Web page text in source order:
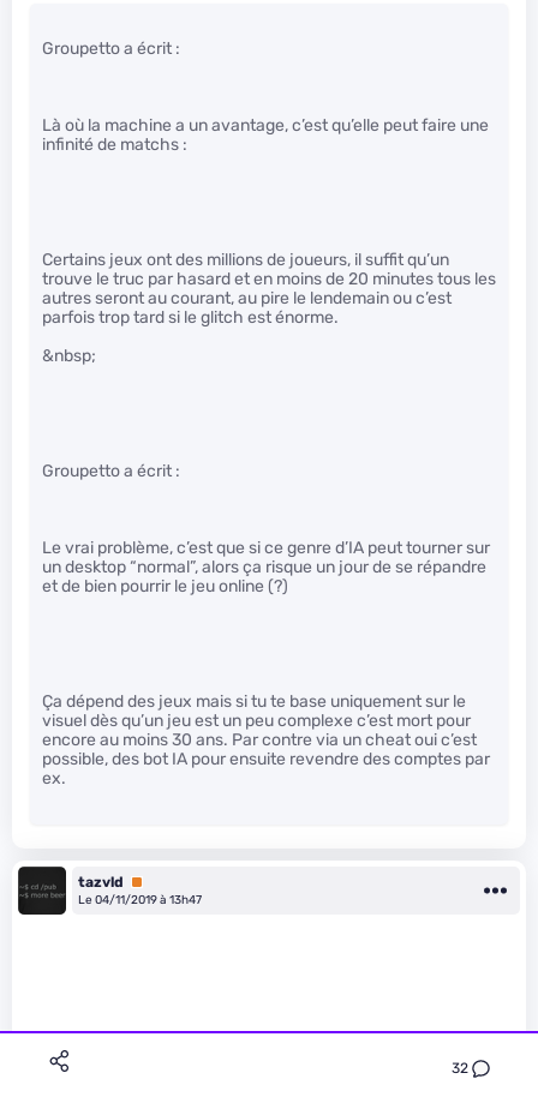
32
Groupetto a écrit :
Là où la machine a un avantage, c’est qu’elle peut faire une
infinité de matchs :
Certains jeux ont des millions de joueurs, il suffit qu’un
trouve le truc par hasard et en moins de 20 minutes tous les
autres seront au courant, au pire le lendemain ou c’est
parfois trop tard si le glitch est énorme.
&nbsp;
Groupetto a écrit :
Le vrai problème, c’est que si ce genre d’IA peut tourner sur
un desktop “normal”, alors ça risque un jour de se répandre
et de bien pourrir le jeu online (?)
Ça dépend des jeux mais si tu te base uniquement sur le
visuel dès qu’un jeu est un peu complexe c’est mort pour
encore au moins 30 ans. Par contre via un cheat oui c’est
possible, des bot IA pour ensuite revendre des comptes par
ex.
tazvld
Premium
Le 04/11/2019 à 13h47